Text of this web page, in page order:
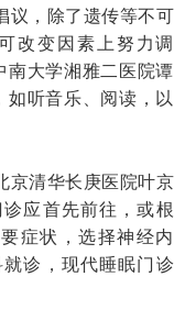
议，除了遗传等不可
改变因素上努力调
南大学湘雅二医院谭
如听音乐、阅读，以
京清华长庚医院叶京
应首先前往，或根
症状，选择神经内
诊，现代睡眠门诊